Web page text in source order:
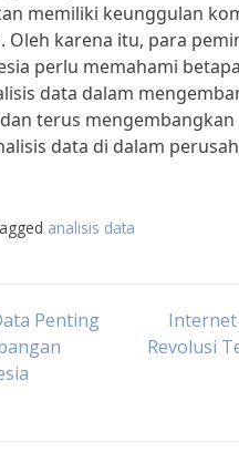
memiliki keunggulan
Oleh karena itu, para
perlu memahami betapa
data dalam
terus mengembangkan
data di dalam
analisis data
Penting
Revolusi